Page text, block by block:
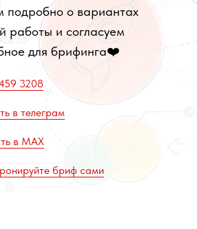
3208
в телеграм
в MAX
бриф сами
подробно о вариантах
работы и согласуем
для брифинга❤️